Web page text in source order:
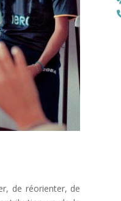
de réorienter, de